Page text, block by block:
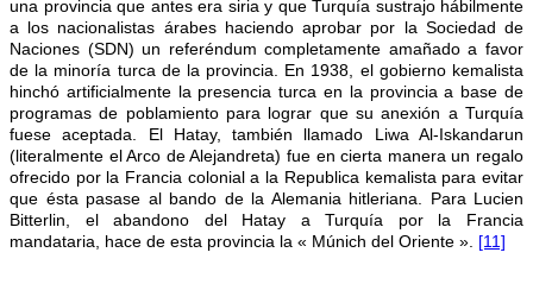
una provincia que antes era siria y que Turquía sustrajo hábilmente
a los nacionalistas árabes haciendo aprobar por la Sociedad de
Naciones (SDN) un referéndum completamente amañado a favor
de la minoría turca de la provincia. En 1938, el gobierno kemalista
hinchó artificialmente la presencia turca en la provincia a base de
programas de poblamiento para lograr que su anexión a Turquía
fuese aceptada. El Hatay, también llamado Liwa Al-Iskandarun
(literalmente el Arco de Alejandreta) fue en cierta manera un regalo
ofrecido por la Francia colonial a la Republica kemalista para evitar
que ésta pasase al bando de la Alemania hitleriana. Para Lucien
Bitterlin, el abandono del Hatay a Turquía por la Francia
mandataria, hace de esta provincia la « Múnich del Oriente ». [11]